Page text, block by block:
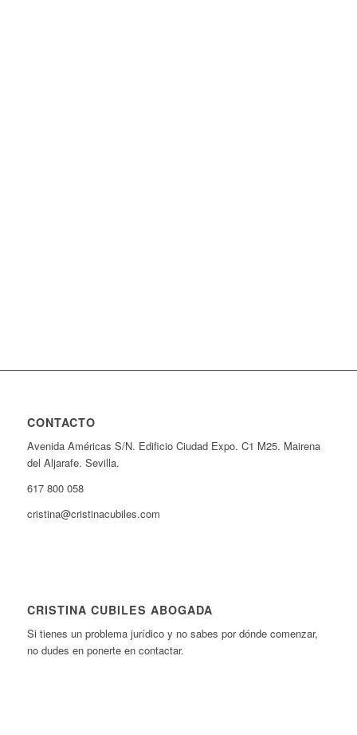
CONTACTO
Avenida Américas S/N. Edificio Ciudad Expo. C1 M25. Mairena
del Aljarafe. Sevilla.
617 800 058
cristina@cristinacubiles.com
CRISTINA CUBILES ABOGADA
Si tienes un problema jurídico y no sabes por dónde comenzar,
no dudes en ponerte en contactar.